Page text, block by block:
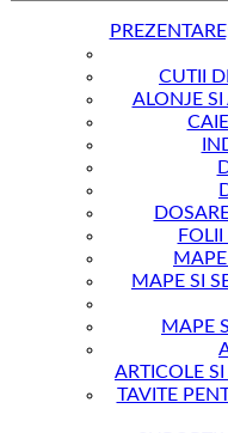
CUTII
ALONJE SI
MAPE SI
MAPE
ARTICOLE
TAVITE